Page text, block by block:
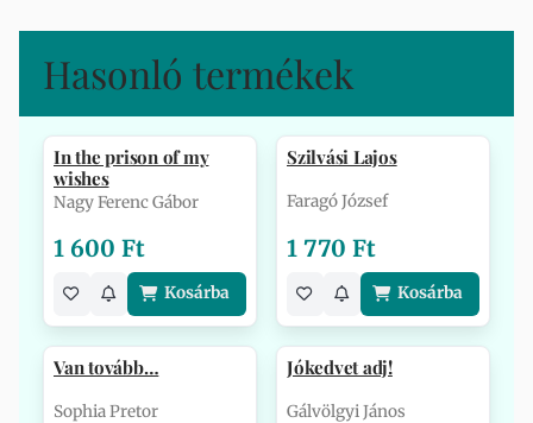
Hasonló termékek
In the prison of my
wishes
Nagy Ferenc Gábor
1 600 Ft
Kosárba
Szilvási Lajos
Faragó József
1 770 Ft
Kosárba
Van tovább…
Sophia Pretor
Jókedvet adj!
Gálvölgyi János